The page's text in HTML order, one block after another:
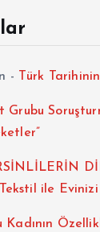
- Türk
Grubu
ile
Kadının